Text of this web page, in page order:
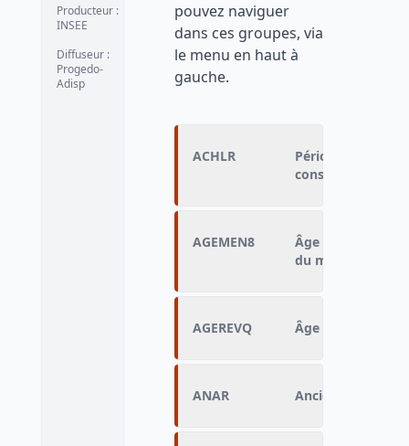
Producteur :
INSEE
Diffuseur :
Progedo-
Adisp
pouvez naviguer
dans ces groupes, via
le menu en haut à
gauche.
ACHLR
Période
construction de
AGEMEN8
Âge regroupé de
du ménage en 8
AGEREVQ Âge quinquennal
ANAR Ancienneté